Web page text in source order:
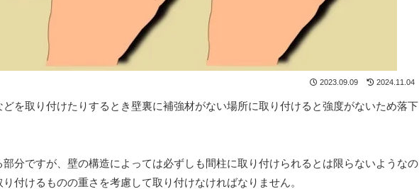
2023.09.09 2024.11.04
を取り付けたりするとき壁裏に補強材がない場所に取り付けると強度がないため落下
分ですが、壁の構造によっては必ずしも間柱に取り付けられるとは限らないようなの
付けるものの重さを考慮して取り付けなければなりません。